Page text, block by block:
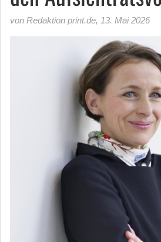
von Redaktion print.de, 13. Mai 2026